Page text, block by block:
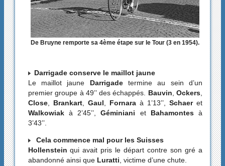
De Bruyne remporte sa 4ème étape sur le Tour (3 en 1954).
Darrigade conserve le maillot jaune
Le maillot jaune Darrigadetermine au sein d’un
premier groupe à 49’’ des échappés. Bauvin ,Ockers
Close, Brankart, Gaul Fornaraà 1’13’’,Schaeret
Walkowiakà 2’45’’,Géminiani etBahamontesà
3’43’’.
Cela commence mal pour les Suisses
Hollenstein qui avait pris le départ contre son gré a
abandonné ainsi queLuratti , victime d’une chute.